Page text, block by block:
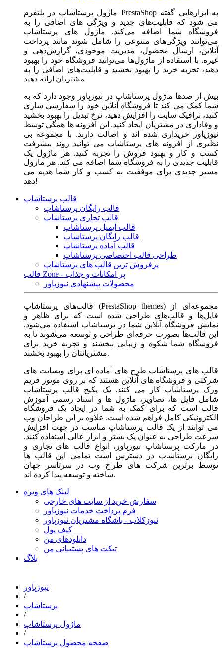
ماژول‌ پرستاشاپ در پلتفرم PrestaShop به ابزارهایی گفته
می شود که قابلیت‌های جدید و ویژگی های اضافی را به
فروشگاه شما اضافه می‌کند. ماژول های پرستاشاپ
می‌توانند ویژگی‌های متنوعی را شامل شوند مانند پرداخت
آنلاین، ارسال محصول، مدیریت موجودی، گزارش‌دهی و
غیره. با استفاده از ماژول‌ها می‌توانید فروشگاه خود را بهبود
دهید، تجربه خرید را بهبود بخشید و قابلیت‌های اضافی را به
مشتریان ارائه دهید.
بیش از صدها ماژول پرستاشاپ در نیوزپاور وجود دارد که به
شما کمک می کند تا فروشگاه آنلاین خود را سفارشی سازی
کنید، ترافیک سایت را افزایش دهید، نرخ تبدیل را بهبود بخشید
و وفاداری در مشتریان ایجاد کنید. این افزونه ها همگی توسط
نیوزپاور خریداری شده اند و اصالت دارند. با مجموعه بی
نظیری از افزونه های پرستاشاپ می توانید روند پیشرفت
کسب و کار و بهبود فروش را تجربه کنید. هر ماژول یک
قابلیت جدیدی را به فروشگاه شما اضافه می کند. هر ماژول
مسیر جدیدی برای موفقیت به کسب و کار شما هدیه می
دهد!
قالب پرستاشاپ
قالب رایگان پرستاشاپ
قالب تجاری پرستاشاپ
قالب ایمیل پرستاشاپ
قالب رایگان پرستاشاپ
قالب آماده پرستاشاپ
طراحی قالب اختصاصی پرستاشاپ
پرفروش ترین قالب های پرستاشاپ
قالب Zone - پر امکانات و جذاب
محصولات پیشنهادی نیوزپاور
قالب‌های پرستاشاپ (PrestaShop themes) مجموعه‌ای از
فایل‌ها و قالب‌های طراحی شده است که برای ظاهر و
نمایش فروشگاه آنلاین شما در پرستاشاپ استفاده می‌شود.
این قالب‌ها بصورت حرفه‌ای طراحی و توسعه می‌شوند تا به
فروشگاه شما شکوه و زیبایی ببخشند و تجربه خرید برای
مشتریانتان را بهبود بخشند.
قالب های پرستاشاپ طرح های آماده ای برای وبسایت های
شرکتی و فروشگاه های آنلاین هستند که بر روی موتور فریم
ورک پرستاشاپ کار می کنند. یک پکیج قالب پرستاشاپ
شامل فایل ها، تصاویر، ماژول ها و اسناد رسمی آموزش
قالب است که برای کمک به شما در ایجاد یک فروشگاه
الکترونیکی کامل فراهم شده است. علاوه بر این طراحان وب
می توانند از یک قالب پرستاشاپ مناسب در جهت افزایش
سرعت طراحی به عنوان یک بستر و ابزار عالی استفاده کنند.
در مارکت پرستاشاپ نیوزپاور، انواع قالب های تجاری و
رایگان پرستاشاپ در دسترس است تمامی این قالب ها
توسط برترین شرکت های طراح وب در سرتاسر جهان
ساخته و توسعه پیدا کرده اند.
لینک های ویژه
سفارش خرید از سایت های خارجی
فرم پرداخت خدمات نیوزپاور
نیوزکلاب - باشگاه مشتریان نیوزپاور
کیف پول
دانلودهای من
تیکت های پشتیبانی من
بلاگ
نیوزپاور
/
پرستاشاپ
/
ماژول پرستاشاپ
/
صفحه محصول پرستاشاپ